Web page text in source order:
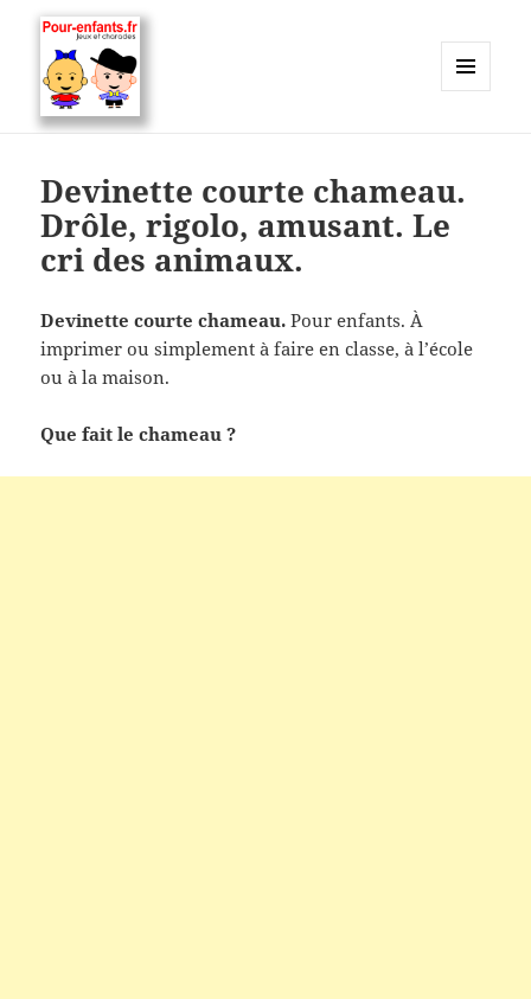
devinettes, pour enfants.
Devinette courte chameau.
Drôle, rigolo, amusant. Le
cri des animaux.
Devinette courte chameau. Pour enfants. À
imprimer ou simplement à faire en classe, à l’école
ou à la maison.
Que fait le chameau ?